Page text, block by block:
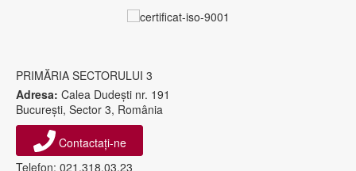
PRIMĂRIA SECTORULUI 3
Adresa: Calea Dudeşti nr. 191
Bucureşti, Sector 3, România
Contactați-ne
Telefon: 021.318.03.23